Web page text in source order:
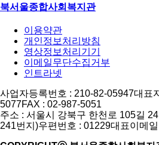
북서울종합사회복지관
이용약관
개인정보처리방침
영상정보처리기기
이메일무단수집거부
인트라넷
사업자등록번호 : 210-82-05947대표
5077FAX : 02-987-5051
주소 : 서울시 강북구 한천로 105길
241번지)우편번호 : 01229대표이메일